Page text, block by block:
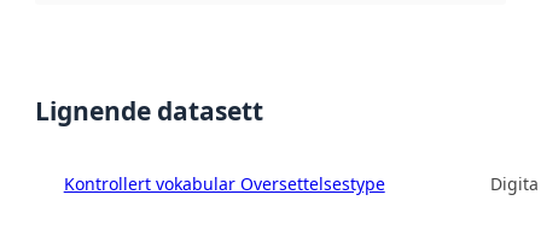
Lignende datasett
Kontrollert vokabular Oversettelsestype